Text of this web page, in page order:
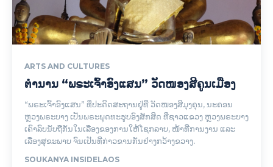
ARTS AND CULTURES
ຕຳນານ “ພຣະເຈົ້າອົງແສນ” ວັດໜອງສີຄູນເມືອງ
“ພຣະເຈົ້າອົງແສນ” ທີ່ປະດິດສະຖານຢູ່ທີ່ ວັດໜອງສີມຸງຄຸນ, ນະຄອນ
ຫຼວງພຣະບາງ ເປັນພຣະພຸດທະຮູບອົງສັກສິດ ທີ່ຊາວແຂວງ ຫຼວງພຣະບາງ
ເຄົາລົບນັບຖືກັນໃນເລື່ອງຂອງການໃຫ້ໂຊກລາບ, ໜ້າທີ່ການງານ ແລະ
ເລື່ອງສຸຂະພາບ ຈົນເປັນທີ່ກ່າວຂານກັນຢ່າງກວ້າງຂວາງ.
SOUKANYA INSIDELAOS